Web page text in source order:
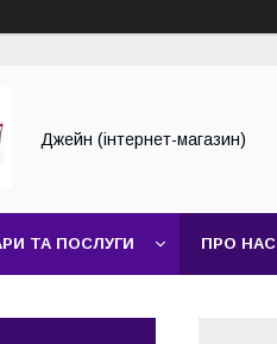
Джейн (інтернет-магазин)
ТА ПОСЛУГИ ПРО НАС